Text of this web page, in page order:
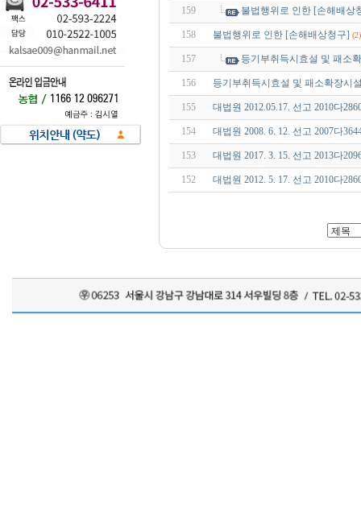
159 불법행위로 인한 [손해배
158 불법행위로 인한 [손해배상청구] (2)
157 등기부취득시효설 및 패소
156 등기부취득시효설 및 패소확장시
155 대법원 2012.05.17. 선고 2010다
154 대법원 2008. 6. 12. 선고 2007다
153 대법원 2017. 3. 15. 선고 2013다
152 대법원 2012. 5. 17. 선고 2010다